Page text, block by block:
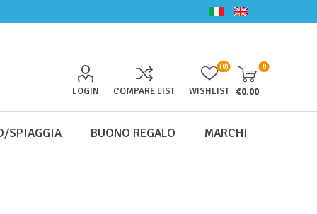
LOGIN COMPARE LIST WISHLIST
(0) 0
€0.00
SPIAGGIA BUONO REGALO MARCHI